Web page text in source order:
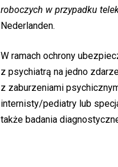
roboczych w przypadku
Nederlanden.
W ramach ochrony
z psychiatrą na jedno
z zaburzeniami
internisty/pediatry lub
także badania